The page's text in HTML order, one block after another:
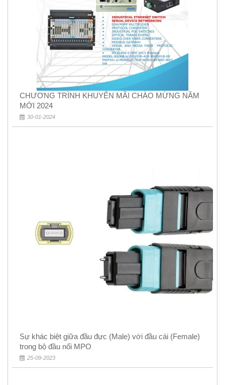
CHƯƠNG TRÌNH KHUYẾN MÃI CHÀO MỪNG NĂM
MỚI 2024
30-01-2024
Sự khác biệt giữa đầu đực (Male) với đầu cái (Female)
trong bộ đầu nối MPO
25-09-2023